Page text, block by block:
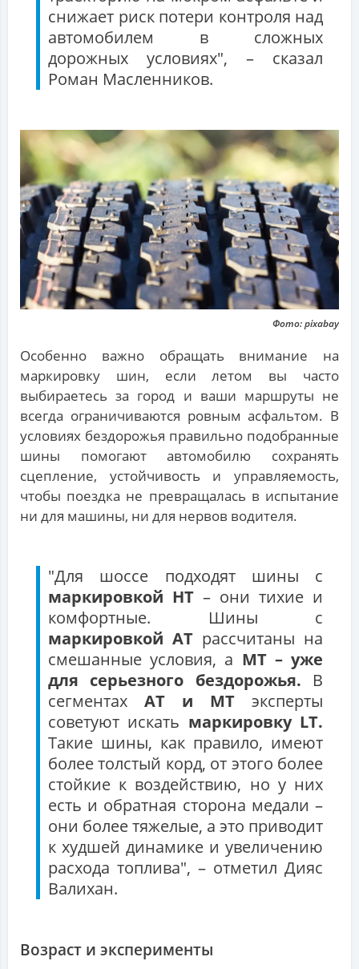
снижает риск потери контроля над
автомобилем в сложных
дорожных условиях", – сказал
Роман Масленников.
Фото: pixabay
Особенно важно обращать внимание на
маркировку шин, если летом вы часто
выбираетесь за город и ваши маршруты не
всегда ограничиваются ровным асфальтом. В
условиях бездорожья правильно подобранные
шины помогают автомобилю сохранять
сцепление, устойчивость и управляемость,
чтобы поездка не превращалась в испытание
ни для машины, ни для нервов водителя.
"Для шоссе подходят шины с
маркировкой HT – они тихие и
комфортные. Шины с
маркировкой AT рассчитаны на
смешанные условия, а MT – уже
для серьезного бездорожья. В
сегментах AT и MT эксперты
советуют искать маркировку LT.
Такие шины, как правило, имеют
более толстый корд, от этого более
стойкие к воздействию, но у них
есть и обратная сторона медали –
они более тяжелые, а это приводит
к худшей динамике и увеличению
расхода топлива", – отметил Дияс
Валихан.
Возраст и эксперименты